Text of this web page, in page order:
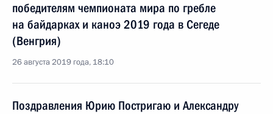
победителям чемпионата мира по гребле
на байдарках и каноэ 2019 года в Сегеде
(Венгрия)
26 августа 2019 года, 18:10
Поздравления Юрию Постригаю и Александру